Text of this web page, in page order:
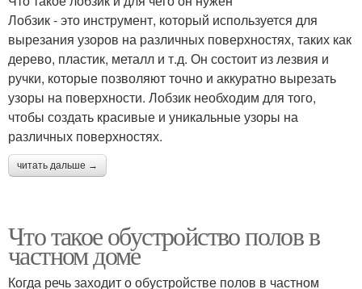
Лобзик - это инструмент, который используется для
вырезания узоров на различных поверхностях, таких как
дерево, пластик, металл и т.д. Он состоит из лезвия и
ручки, которые позволяют точно и аккуратно вырезать
узоры на поверхности. Лобзик необходим для того,
чтобы создать красивые и уникальные узоры на
различных поверхностях.
читать дальше →
Что такое обустройство полов в
частном доме
Когда речь заходит о обустройстве полов в частном